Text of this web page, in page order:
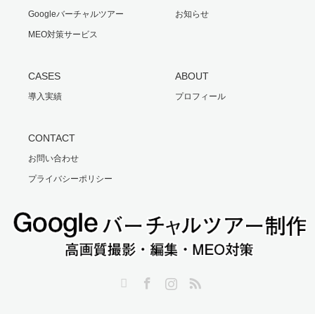
Googleバーチャルツアー
MEO対策サービス
お知らせ
CASES
導入実績
ABOUT
プロフィール
CONTACT
お問い合わせ
プライバシーポリシー